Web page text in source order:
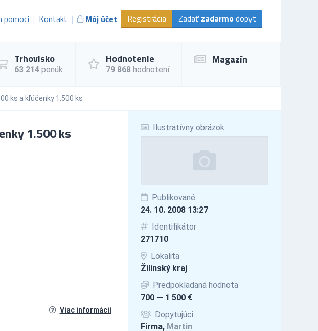
pomoci Kontakt Môj účet Registrácia Zadať zadarmo dopyt
Trhovisko
63 214 ponúk
Hodnotenie
79 868 hodnotení
Magazín
ks a kľúčenky 1.500 ks
Ilustratívny obrázok
Publikované
24. 10. 2008 13:27
Identifikátor
271710
Lokalita
Žilinský kraj
Predpokladaná hodnota
700 — 1 500 €
Dopytujúci
Firma, Martin
1.500 ks
Viac informácií